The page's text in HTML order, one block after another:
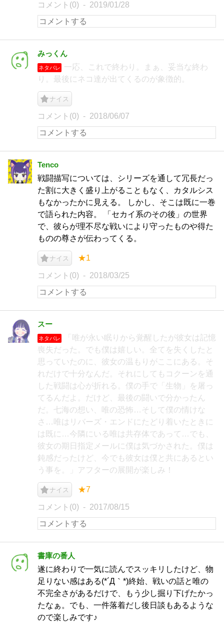
コメント(0) 2019/01/28
みっくん
ネタバレ
一応、これで終わり。まぁ、妥当な終わ
り。最後にネコ達が出てくるのが象徴的。
ナイス
コメント(0) 2018/06/07
Tenco
戦闘描写については、シリーズを通して冗長だっ
た割に大きく盛り上がることもなく、カタルシス
もなかったかに見える。 しかし、そこは既に一巻
で語られた内容。 「セカイ系のその後」の世界
で、彼らが理不尽な戦いにより守ったものや得た
ものの尊さが伝わってくる。
ナイス ★1
コメント(0) 2018/03/25
スー
ネタバレ
「唯が永い眠りから覚醒したが彼女は記憶
喪失だった。でも僕は嬉しい。全てを失くしたと
思っていたのに、彼女の温もりがここにある。そ
れだけで十分なんだ。それにしてもコクーンを通
した戦闘は心が折れる。僕の手で「生物」を屠っ
てるんだよ。だけど、最後の闘いで分かったん
だ。七海の想い、唯の恐怖…そして僕の情けな
さ…唯はリバーズ・エンドにたどり着いたときに
は既に…今隣にいる唯は共存体であって…でも、
彼女の期日指定メールに僕は気づかされた。僕は
鈍感だったけど、今でも彼女は僕と共にあるとい
う事を。」アフターの展開が楽しみ！
ナイス ★7
コメント(0) 2017/08/15
書庫の番人
遂に終わりで一気に読んでスッキリしたけど、物
足りない感はある(*´Д｀*)終始、戦いの話と唯の
不完全さがあるだけで、もう少し掘り下げたかっ
たなぁ。でも、一件落着だし後日談もあるような
ので楽しみです♪